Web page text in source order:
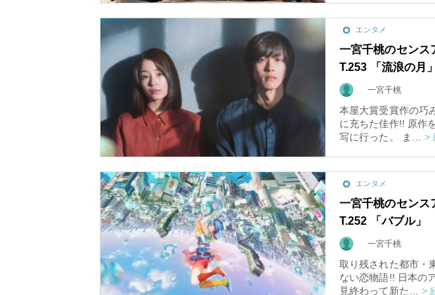
エンタメ
一宮千桃のセン
T.253 「流浪の月」
一宮千桃
本屋大賞受賞作の巧
に充ちた佳作!! 原作
写に行った。 ま… >
エンタメ
一宮千桃のセン
T.252 「バブル」
一宮千桃
取り残された都市・
ない恋物語!! 日本の
見終わって新た… >